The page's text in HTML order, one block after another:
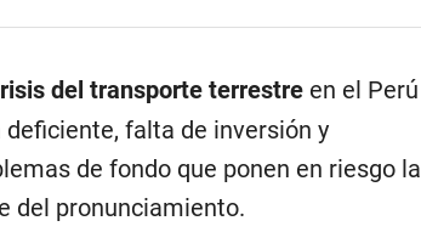
del transporte terrestreen el Perú
falta de inversión y
de fondo que ponen en riesgo la
del pronunciamiento.